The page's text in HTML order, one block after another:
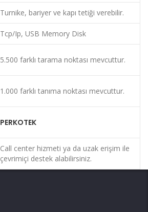
Turnike, bariyer ve kapı tetiği verebilir.
Tcp/Ip, USB Memory Disk
5.500 farklı tarama noktası mevcuttur.
1.000 farklı tanıma noktası mevcuttur.
PERKOTEK
Call center hizmeti ya da uzak erişim ile
çevrimiçi destek alabilirsiniz.